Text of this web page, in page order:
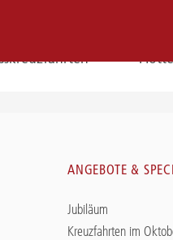
Flotte
Sie erreichen uns
ANGEBOTE &
Jubiläum
Kreuzfahrten im